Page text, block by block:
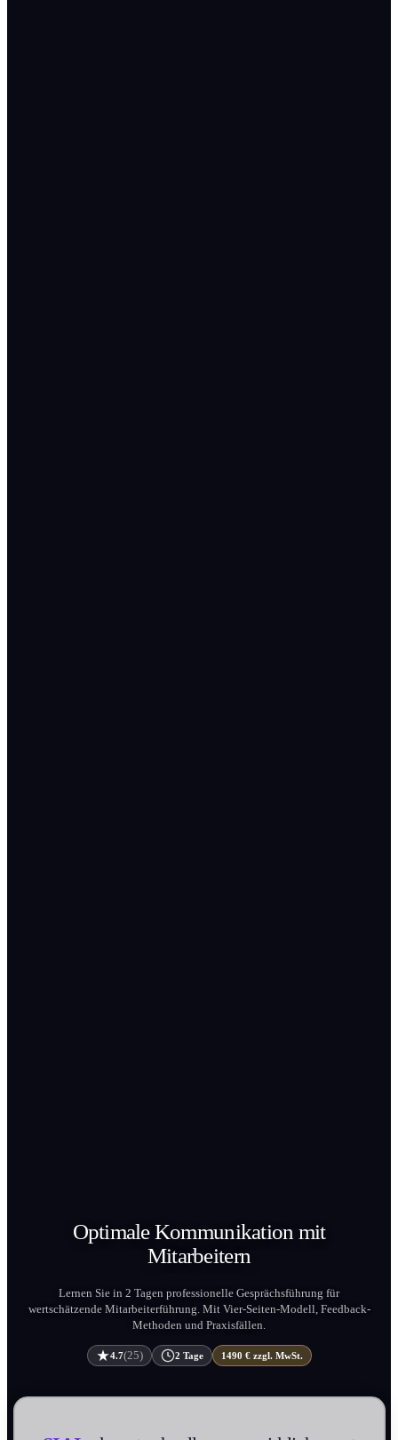
Optimale Kommunikation mit
Mitarbeitern
Lernen Sie in 2 Tagen professionelle Gesprächs­führung für
wertschätzende Mitarbeiter­führung. Mit Vier-Seiten-Modell, Feedback-
Methoden und Praxisfällen.
4.7(25) 2 Tage 1490 € zzgl. MwSt.